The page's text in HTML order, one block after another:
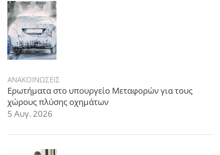
ΑΝΑΚΟΙΝΩΣΕΙΣ
Ερωτήματα στο υπουργείο Μεταφορών για τους
χώρους πλύσης οχημάτων
5 Αυγ. 2026